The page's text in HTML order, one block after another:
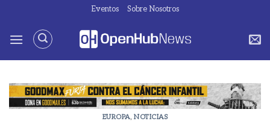
contenido
Eventos Sobre Nosotros
EUROPA, NOTICIAS